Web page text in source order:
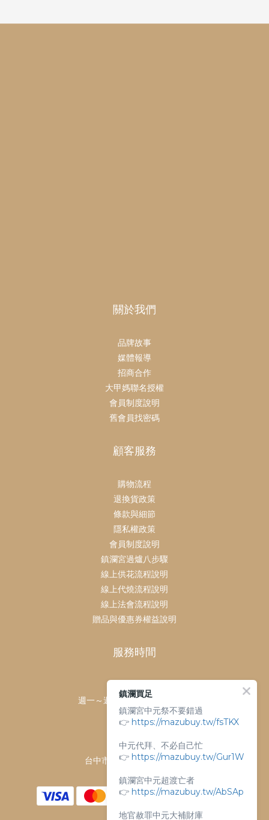
關於我們
品牌故事
媒體報導
招商合作
大甲媽聯名授權
會員制度說明
舊會員找密碼
顧客服務
購物流程
退換貨政策
條款與細節
隱私權政策
會員制度說明
鎮瀾宮過爐八步驟
線上供花流程說明
線上代燒流程說明
線上法會流程說明
贈品與優惠券權益說明
服務時間
週一～週日 上午9點～下午6點
客服電話：
04-26763688
門市地址：
台中市大甲區順天路238號
鎮瀾買足
鎮瀾宮中元祭不要錯過
👉 https://mazubuy.tw/fsTKX
中元代拜、不必自己忙
👉 https://mazubuy.tw/Gur1W
鎮瀾宮中元超渡亡者
👉 https://mazubuy.tw/AbSAp
地官赦罪中元大補財庫